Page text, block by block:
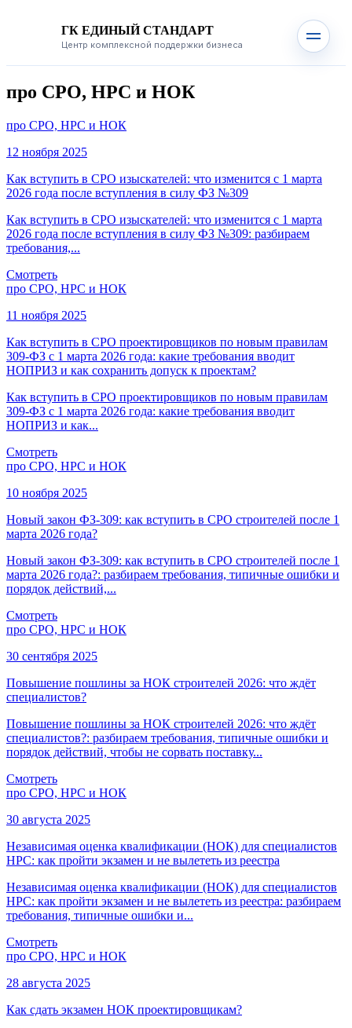
ГК ЕДИНЫЙ СТАНДАРТ
Центр комплексной поддержки бизнеса
про СРО, НРС и НОК
про СРО, НРС и НОК
12 ноября 2025
Как вступить в СРО изыскателей: что изменится с 1 марта
2026 года после вступления в силу ФЗ №309
Как вступить в СРО изыскателей: что изменится с 1 марта
2026 года после вступления в силу ФЗ №309: разбираем
требования,...
Смотреть
про СРО, НРС и НОК
11 ноября 2025
Как вступить в СРО проектировщиков по новым правилам
309-ФЗ с 1 марта 2026 года: какие требования вводит
НОПРИЗ и как сохранить допуск к проектам?
Как вступить в СРО проектировщиков по новым правилам
309-ФЗ с 1 марта 2026 года: какие требования вводит
НОПРИЗ и как...
Смотреть
про СРО, НРС и НОК
10 ноября 2025
Новый закон ФЗ-309: как вступить в СРО строителей после 1
марта 2026 года?
Новый закон ФЗ-309: как вступить в СРО строителей после 1
марта 2026 года?: разбираем требования, типичные ошибки и
порядок действий,...
Смотреть
про СРО, НРС и НОК
30 сентября 2025
Повышение пошлины за НОК строителей 2026: что ждёт
специалистов?
Повышение пошлины за НОК строителей 2026: что ждёт
специалистов?: разбираем требования, типичные ошибки и
порядок действий, чтобы не сорвать поставку...
Смотреть
про СРО, НРС и НОК
30 августа 2025
Независимая оценка квалификации (НОК) для специалистов
НРС: как пройти экзамен и не вылететь из реестра
Независимая оценка квалификации (НОК) для специалистов
НРС: как пройти экзамен и не вылететь из реестра: разбираем
требования, типичные ошибки и...
Смотреть
про СРО, НРС и НОК
28 августа 2025
Как сдать экзамен НОК проектировщикам?